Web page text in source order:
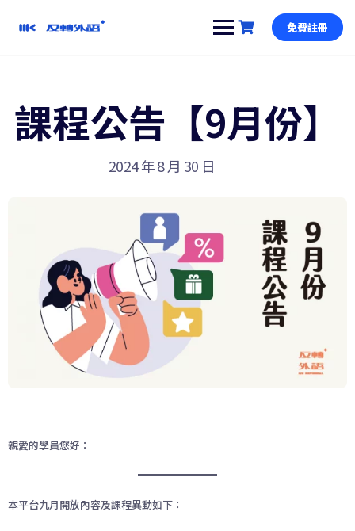
免費註冊
課程公告【9月份】
2024 年 8 月 30 日
親愛的學員您好：
本平台九月開放內容及課程異動如下：